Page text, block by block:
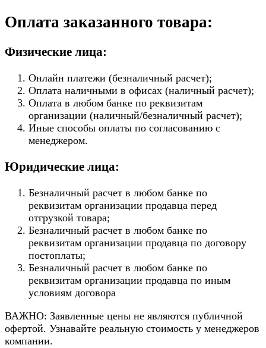
Оплата заказанного товара:
Физические лица:
Онлайн платежи (безналичный расчет);
Оплата наличными в офисах (наличный расчет);
Оплата в любом банке по реквизитам
организации (наличный/безналичный расчет);
Иные способы оплаты по согласованию с
менеджером.
Юридические лица:
Безналичный расчет в любом банке по
реквизитам организации продавца перед
отгрузкой товара;
Безналичный расчет в любом банке по
реквизитам организации продавца по договору
постоплаты;
Безналичный расчет в любом банке по
реквизитам организации продавца по иным
условиям договора
ВАЖНО: Заявленные цены не являются публичной
офертой. Узнавайте реальную стоимость у менеджеров
компании.